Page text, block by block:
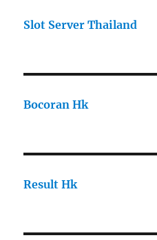
Slot Server Thailand
Bocoran Hk
Result Hk